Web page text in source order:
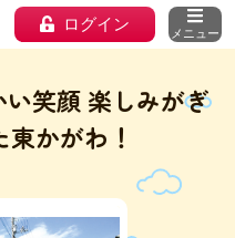
ログイン メニュー
笑顔 楽しみがぎ
かがわ！